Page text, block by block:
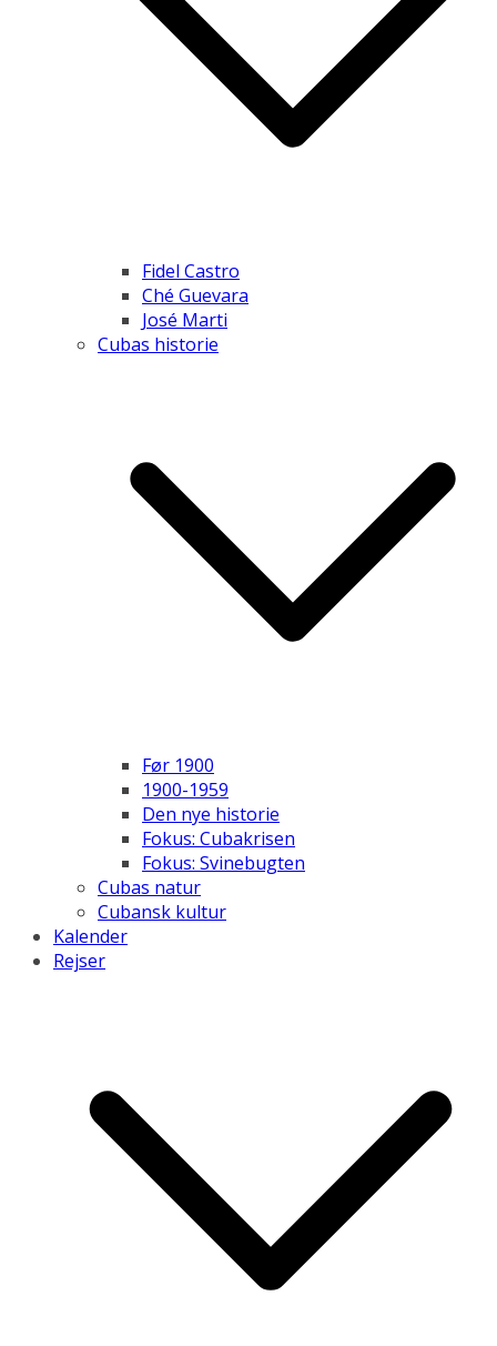
Fidel Castro
Ché Guevara
José Marti
Cubas historie
Før 1900
1900-1959
Den nye historie
Fokus: Cubakrisen
Fokus: Svinebugten
Cubas natur
Cubansk kultur
Kalender
Rejser